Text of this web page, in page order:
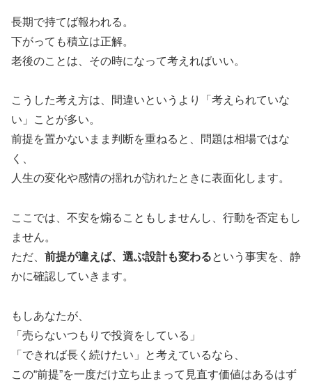
長期で持てば報われる。
下がっても積立は正解。
老後のことは、その時になって考えればいい。
こうした考え方は、間違いというより「考えられていな
い」ことが多い。
前提を置かないまま判断を重ねると、問題は相場ではな
く、
人生の変化や感情の揺れが訪れたときに表面化します。
ここでは、不安を煽ることもしませんし、行動を否定もし
ません。
ただ、 前提が違えば、選ぶ設計も変わるという事実を、静
かに確認していきます。
もしあなたが、
「売らないつもりで投資をしている」
「できれば長く続けたい」と考えているなら、
この“前提”を一度だけ立ち止まって見直す価値はあるはず